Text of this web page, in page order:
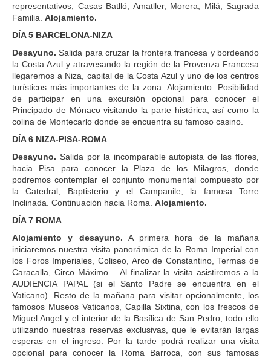
representativos, Casas Batlló, Amatller, Morera, Milá, Sagrada
Familia. Alojamiento.
DÍA 5 BARCELONA-NIZA
Desayuno.Salida para cruzar la frontera francesa y bordeando
la Costa Azul y atravesando la región de la Provenza Francesa
llegaremos a Niza, capital de la Costa Azul y uno de los centros
turísticos más importantes de la zona. Alojamiento. Posibilidad
de participar en una excursión opcional para conocer el
Principado de Mónaco visitando la parte histórica, así como la
colina de Montecarlo donde se encuentra su famoso casino.
DÍA 6 NIZA-PISA-ROMA
Desayuno. Salida por la incomparable autopista de las flores,
hacia Pisa para conocer la Plaza de los Milagros, donde
podremos contemplar el conjunto monumental compuesto por
la Catedral, Baptisterio y el Campanile, la famosa Torre
Inclinada. Continuación hacia Roma. Alojamiento.
DÍA 7 ROMA
Alojamiento y desayuno. A primera hora de la mañana
iniciaremos nuestra visita panorámica de la Roma Imperial con
los Foros Imperiales, Coliseo, Arco de Constantino, Termas de
Caracalla, Circo Máximo… Al finalizar la visita asistiremos a la
AUDIENCIA PAPAL (si el Santo Padre se encuentra en el
Vaticano). Resto de la mañana para visitar opcionalmente, los
famosos Museos Vaticanos, Capilla Sixtina, con los frescos de
Miguel Angel y el interior de la Basílica de San Pedro, todo ello
utilizando nuestras reservas exclusivas, que le evitarán largas
esperas en el ingreso. Por la tarde podrá realizar una visita
opcional para conocer la Roma Barroca, con sus famosas